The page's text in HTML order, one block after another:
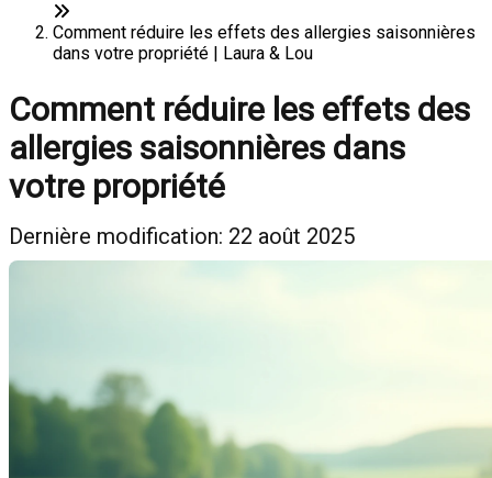
Comment réduire les effets des allergies saisonnières
dans votre propriété | Laura & Lou
Comment réduire les effets des
allergies saisonnières dans
votre propriété
Dernière modification: 22 août 2025